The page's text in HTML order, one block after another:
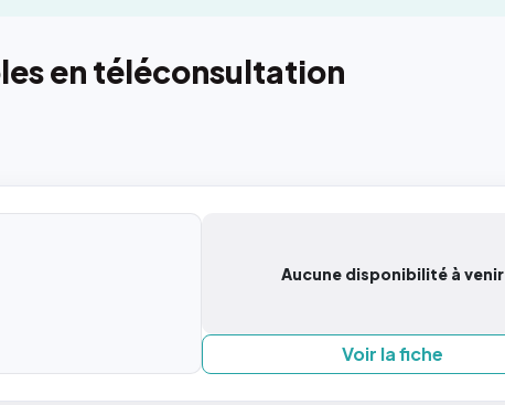
en téléconsultation
Aucune disponibilité à venir
Voir la fiche